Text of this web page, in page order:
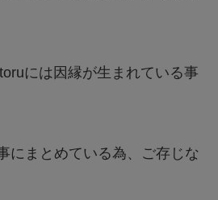
には因縁が生まれている事
にまとめている為、ご存じな